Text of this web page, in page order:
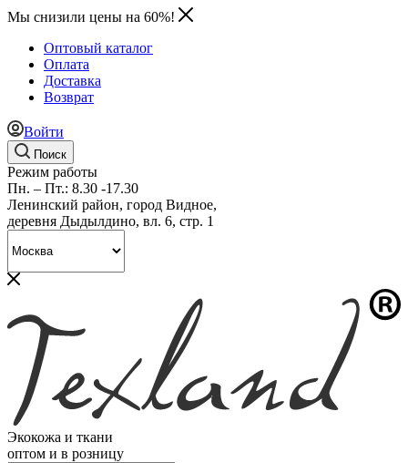
Мы снизили цены на 60%!
Оптовый каталог
Оплата
Доставка
Возврат
Войти
Поиск
Режим работы
Пн. – Пт.: 8.30 -17.30
Ленинский район, город Видное,
деревня Дыдылдино, вл. 6, стр. 1
Экокожа и ткани
оптом и в розницу